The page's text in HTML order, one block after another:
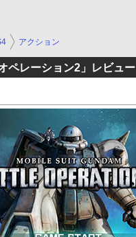
アクション
ペレーション2」レビュー